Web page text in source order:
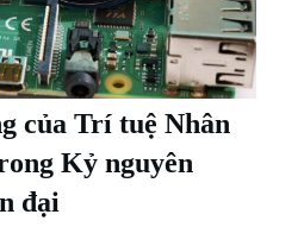
của Trí tuệ Nhân
Kỷ nguyên
đại